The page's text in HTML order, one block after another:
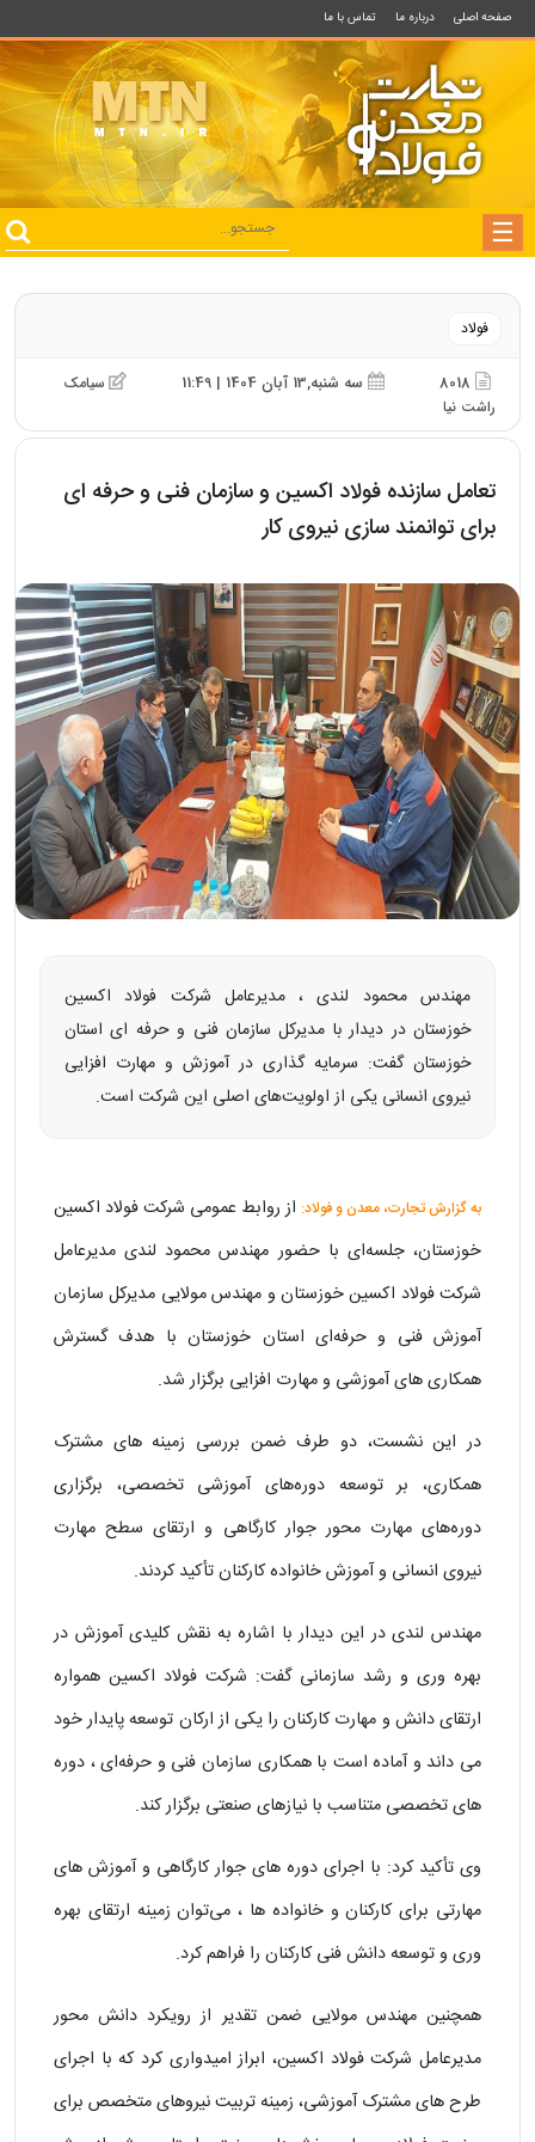
صفحه اصلی درباره ما تماس با ما
فولاد
8018 سه شنبه,13 آبان 1404 | 11:49
سیامک
راشت نیا
تعامل سازنده فولاد اکسین و سازمان فنی‌ و حرفه‌ ای
برای توانمند سازی نیروی کار
مهندس محمود لندی ، مدیرعامل شرکت فولاد اکسین
خوزستان در دیدار با مدیرکل سازمان فنی و حرفه ای استان
خوزستان گفت: سرمایه‌ گذاری در آموزش و مهارت‌ افزایی
نیروی انسانی یکی از اولویت‌های اصلی این شرکت است.
به گزارش تجارت، معدن و فولاد: از روابط‌ عمومی شرکت فولاد اکسین
خوزستان، جلسه‌ای با حضور مهندس محمود لندی مدیرعامل
شرکت فولاد اکسین خوزستان و مهندس مولایی مدیرکل سازمان
آموزش فنی‌ و حرفه‌ای استان خوزستان با هدف گسترش
همکاری‌ های آموزشی و مهارت‌ افزایی برگزار شد.
در این نشست، دو طرف ضمن بررسی زمینه‌ های مشترک
همکاری، بر توسعه دوره‌های آموزشی تخصصی، برگزاری
دوره‌های مهارت‌ محور جوار کارگاهی و ارتقای سطح مهارت
نیروی انسانی و آموزش خانواده کارکنان تأکید کردند.
مهندس لندی در این دیدار با اشاره به نقش کلیدی آموزش در
بهره‌ وری و رشد سازمانی گفت: شرکت فولاد اکسین همواره
ارتقای دانش و مهارت کارکنان را یکی از ارکان توسعه پایدار خود
می‌ داند و آماده است با همکاری سازمان فنی‌ و حرفه‌ای ، دوره‌
های تخصصی متناسب با نیازهای صنعتی برگزار کند.
وی تأکید کرد: با اجرای دوره‌ های جوار کارگاهی و آموزش‌ های
مهارتی برای کارکنان و خانواده ها ، می‌توان زمینه ارتقای بهره‌
وری و توسعه دانش فنی کارکنان را فراهم کرد.
همچنین مهندس مولایی ضمن تقدیر از رویکرد دانش‌ محور
مدیرعامل شرکت فولاد اکسین، ابراز امیدواری کرد که با اجرای
طرح‌ های مشترک آموزشی، زمینه تربیت نیروهای متخصص برای